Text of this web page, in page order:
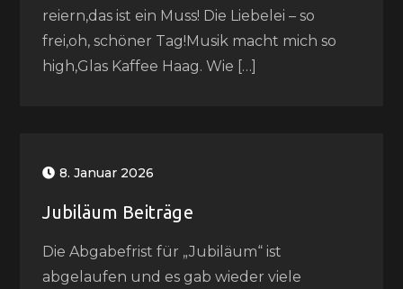
reiern,das ist ein Muss! Die Liebelei – so
frei,oh, schöner Tag!Musik macht mich so
high,Glas Kaffee Haag. Wie […]
8. Januar 2026
Jubiläum Beiträge
Die Abgabefrist für „Jubiläum“ ist
abgelaufen und es gab wieder viele